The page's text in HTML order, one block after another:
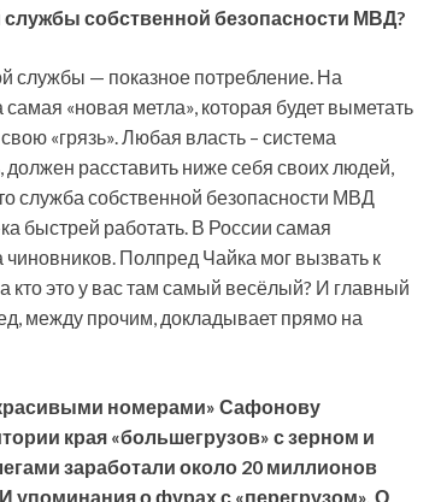
собственной безопасности МВД?
службы — показное потребление. На
«новая метла», которая будет выметать
«грязь». Любая власть – система
расставить ниже себя своих людей,
служба собственной безопасности МВД
быстрей работать. В России самая
Полпред Чайка мог вызвать к
кто это у вас там самый весёлый? И главный
между прочим, докладывает прямо на
номерами» Сафонову
края «большегрузов» с зерном и
заработали около 20 миллионов
упоминания о фурах с «перегрузом». О